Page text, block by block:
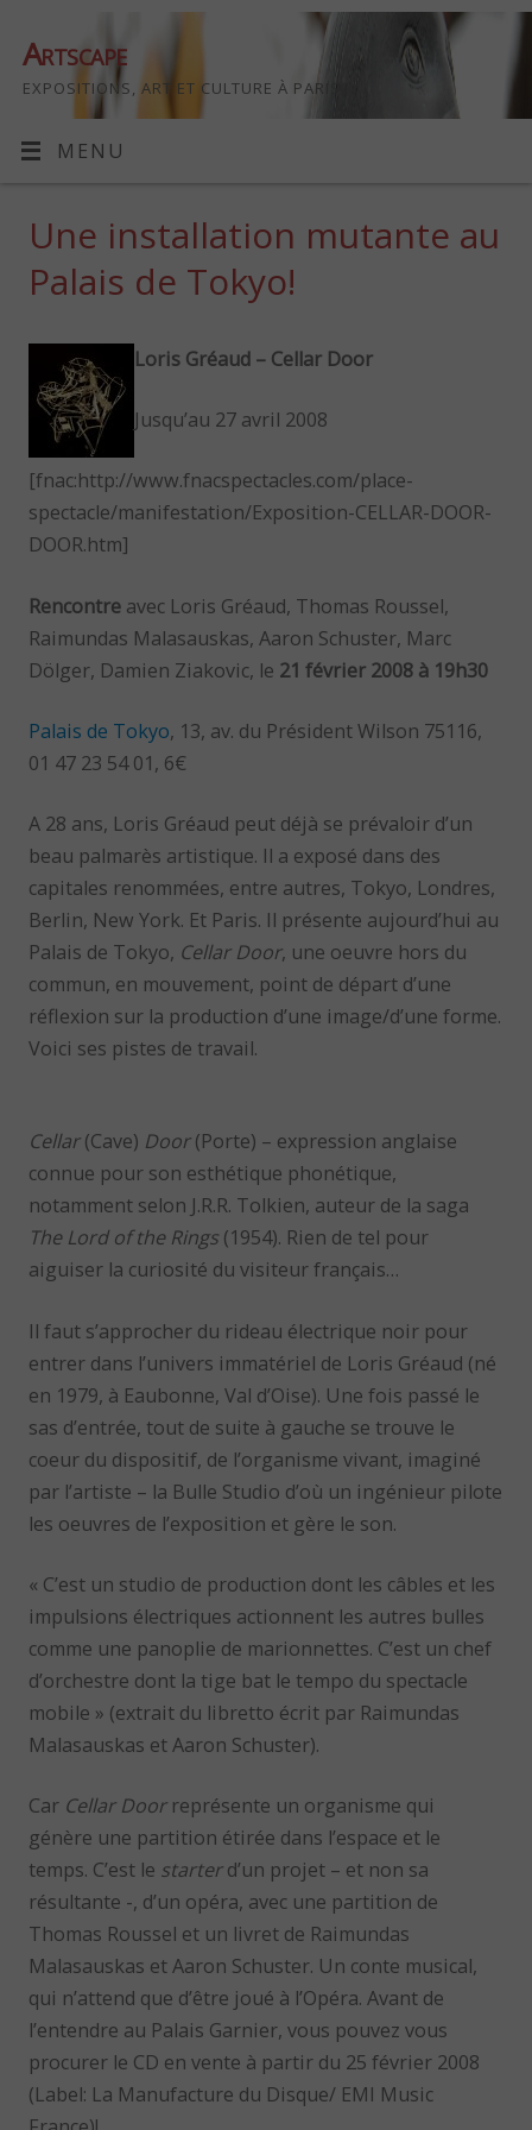
Artscape
EXPOSITIONS, ART ET CULTURE À PARIS
MENU
Une installation mutante au
Palais de Tokyo!
Loris Gréaud – Cellar Door
Jusqu’au 27 avril 2008
[fnac:http://www.fnacspectacles.com/place-
spectacle/manifestation/Exposition-CELLAR-DOOR-
DOOR.htm]
Rencontre avec Loris Gréaud, Thomas Roussel,
Raimundas Malasauskas, Aaron Schuster, Marc
Dölger, Damien Ziakovic, le 21 février 2008 à 19h30
Palais de Tokyo, 13, av. du Président Wilson 75116,
01 47 23 54 01, 6€
A 28 ans, Loris Gréaud peut déjà se prévaloir d’un
beau palmarès artistique. Il a exposé dans des
capitales renommées, entre autres, Tokyo, Londres,
Berlin, New York. Et Paris. Il présente aujourd’hui au
Palais de Tokyo, Cellar Door, une oeuvre hors du
commun, en mouvement, point de départ d’une
réflexion sur la production d’une image/d’une forme.
Voici ses pistes de travail.
Cellar(Cave) Door(Porte) – expression anglaise
connue pour son esthétique phonétique,
notamment selon J.R.R. Tolkien, auteur de la saga
The Lord of the Rings (1954). Rien de tel pour
aiguiser la curiosité du visiteur français…
Il faut s’approcher du rideau électrique noir pour
entrer dans l’univers immatériel de Loris Gréaud (né
en 1979, à Eaubonne, Val d’Oise). Une fois passé le
sas d’entrée, tout de suite à gauche se trouve le
coeur du dispositif, de l’organisme vivant, imaginé
par l’artiste – la Bulle Studio d’où un ingénieur pilote
les oeuvres de l’exposition et gère le son.
« C’est un studio de production dont les câbles et les
impulsions électriques actionnent les autres bulles
comme une panoplie de marionnettes. C’est un chef
d’orchestre dont la tige bat le tempo du spectacle
mobile » (extrait du libretto écrit par Raimundas
Malasauskas et Aaron Schuster).
Car Cellar Doorreprésente un organisme qui
génère une partition étirée dans l’espace et le
temps. C’est le starterd’un projet – et non sa
résultante -, d’un opéra, avec une partition de
Thomas Roussel et un livret de Raimundas
Malasauskas et Aaron Schuster. Un conte musical,
qui n’attend que d’être joué à l’Opéra. Avant de
l’entendre au Palais Garnier, vous pouvez vous
procurer le CD en vente à partir du 25 février 2008
(Label: La Manufacture du Disque/ EMI Music